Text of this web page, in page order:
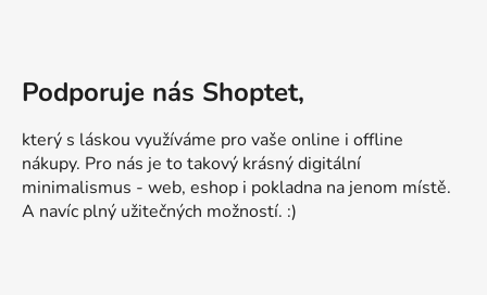
Podporuje nás Shoptet,
který s láskou využíváme pro vaše online i offline
nákupy. Pro nás je to takový krásný digitální
minimalismus - web, eshop i pokladna na jenom místě.
A navíc plný užitečných možností. :)